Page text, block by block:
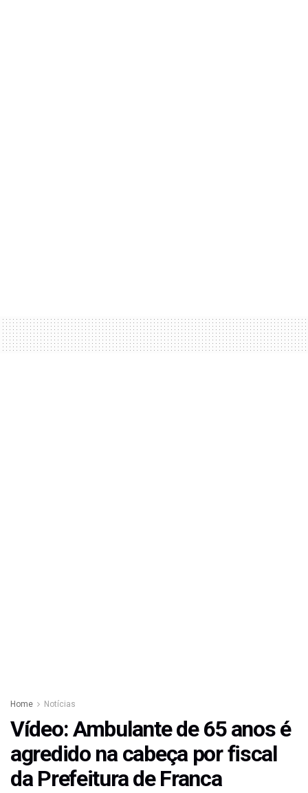
Home Notícias
Vídeo: Ambulante de 65 anos é
agredido na cabeça por fiscal
da Prefeitura de Franca